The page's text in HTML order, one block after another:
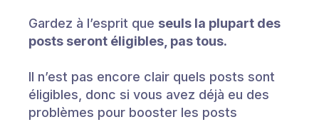
Gardez à l’esprit que seuls la plupart des
posts seront éligibles, pas tous.
Il n’est pas encore clair quels posts sont
éligibles, donc si vous avez déjà eu des
problèmes pour booster les posts